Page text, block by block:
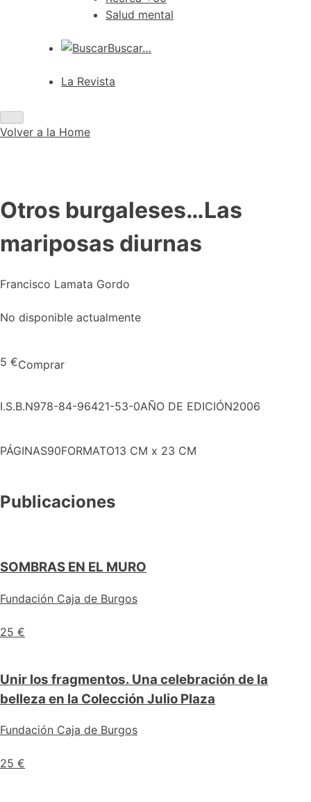
Salud mental
Buscar…
La Revista
Volver a la Home
Otros burgaleses…Las
mariposas diurnas
Francisco Lamata Gordo
No disponible actualmente
5 €Comprar
I.S.B.N978-84-96421-53-0AÑO DE EDICIÓN2006
PÁGINAS90FORMATO13 CM x 23 CM
Publicaciones
SOMBRAS EN EL MURO
Fundación Caja de Burgos
25 €
Unir los fragmentos. Una celebración de la
belleza en la Colección Julio Plaza
Fundación Caja de Burgos
25 €